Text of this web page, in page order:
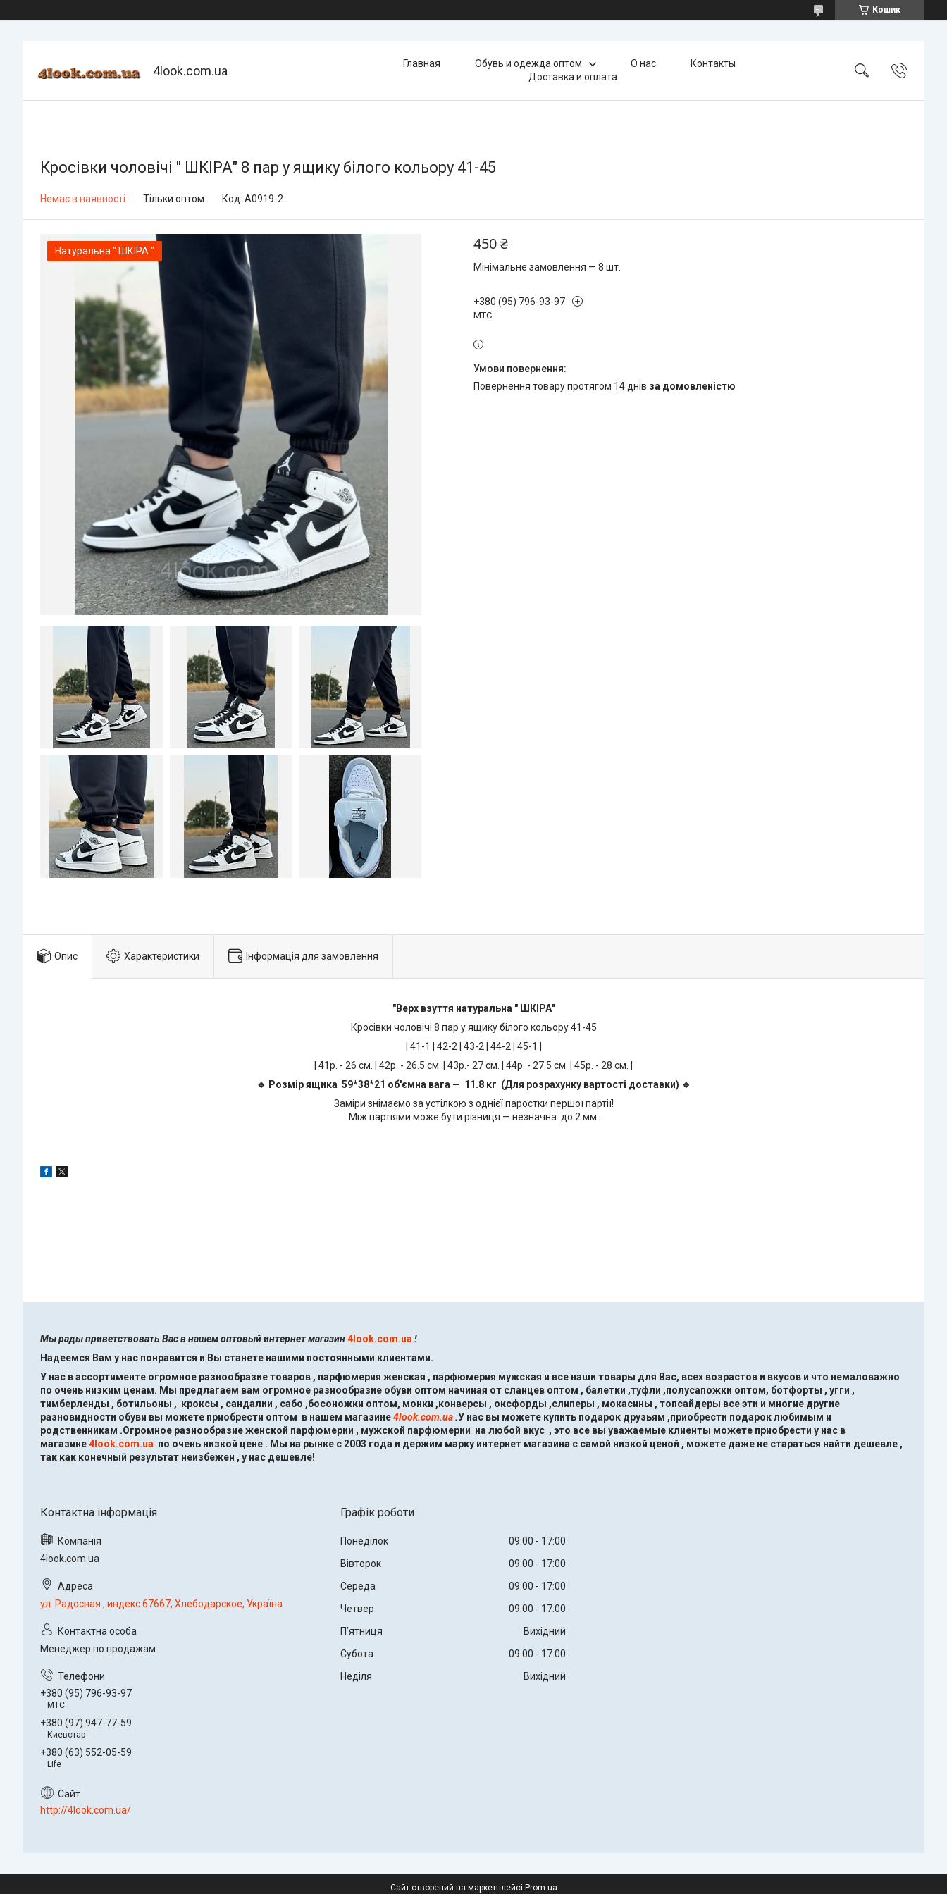
Кошик
4look.com.ua Главная Обувь и одежда оптом О нас
Контакты
Доставка и оплата
Кросівки чоловічі " ШКІРА" 8 пар у ящику білого кольору 41-45
Немає в наявності Тільки оптом Код: A0919-2.
Натуральна " ШКІРА " 450 ₴
Мінімальне замовлення — 8 шт.
+380 (95) 796-93-97
МТС
повернення товару протягом 14 днів за домовленістю
Опис Характеристики Інформація для замовлення
"Верх взуття натуральна " ШКІРА"
Кросівки чоловічі 8 пар у ящику білого кольору 41-45
| 41-1 | 42-2 | 43-2 | 44-2 | 45-1 |
| 41р. - 26 см. | 42р. - 26.5 см. | 43р.- 27 см. | 44р. - 27.5 см. | 45р. - 28 см. |
🔹 Розмір ящика 59*38*21 об'ємна вага — 11.8 кг (Для розрахунку вартості доставки) 🔹
Заміри знімаємо за устілкою з однієї паростки першої партії!
Між партіями може бути різниця — незначна до 2 мм.
Мы рады приветствовать Вас в нашем оптовый интернет магазин4look.com.ua !
Надеемся Вам у нас понравится и Вы станете нашими постоянными клиентами.
У нас в ассортименте огромное разнообразие товаров , парфюмерия женская , парфюмерия мужская и все наши товары для Вас, всех возрастов и вкусов и что немаловажно
по очень низким ценам. Мы предлагаем вам огромное разнообразие обуви оптом начиная от сланцев оптом , балетки ,туфли ,полусапожки оптом, ботфорты , угги ,
тимберленды , ботильоны , кроксы , сандалии , сабо ,босоножки оптом, монки ,конверсы , оксфорды ,слиперы , мокасины , топсайдеры все эти и многие другие
разновидности обуви вы можете приобрести оптом в нашем магазине4look.com.ua.У нас вы можете купить подарок друзьям ,приобрести подарок любимым и
родственникам .Огромное разнообразие женской парфюмерии , мужской парфюмерии на любой вкус , это все вы уважаемые клиенты можете приобрести у нас в
магазине4look.com.ua по очень низкой цене . Мы на рынке с 2003 года и держим марку интернет магазина с самой низкой ценой , можете даже не стараться найти дешевле ,
так как конечный результат неизбежен , у нас дешевле!
4look.com.ua
ул. Радосная , индекс 67667, Хлебодарское, Україна
Менеджер по продажам
+380 (95) 796-93-97
МТС
+380 (97) 947-77-59
Киевстар
+380 (63) 552-05-59
Life
http://4look.com.ua/
Графік роботи
Понеділок 09:00
17:00
Вівторок
09:00
17:00
Середа
09:00
17:00
Четвер
09:00
17:00
Пʼятниця
Вихідний
Субота
09:00
17:00
Неділя
Вихідний
Сайт створений на маркетплейсі Prom.ua